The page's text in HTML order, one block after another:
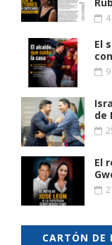
El
de
El
CARTÓN DE